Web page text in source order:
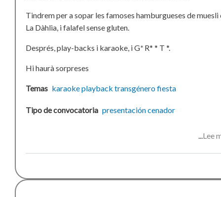
Tindrem per a sopar les famoses hamburgueses de muesli
La Dàhlia, i falafel sense gluten.
Després, play-backs i karaoke, i G* R* * T *.
Hi haurà sorpreses
Temas karaokeplayback transgénerofiesta
Tipo de convocatoria presentacióncenador
Lee